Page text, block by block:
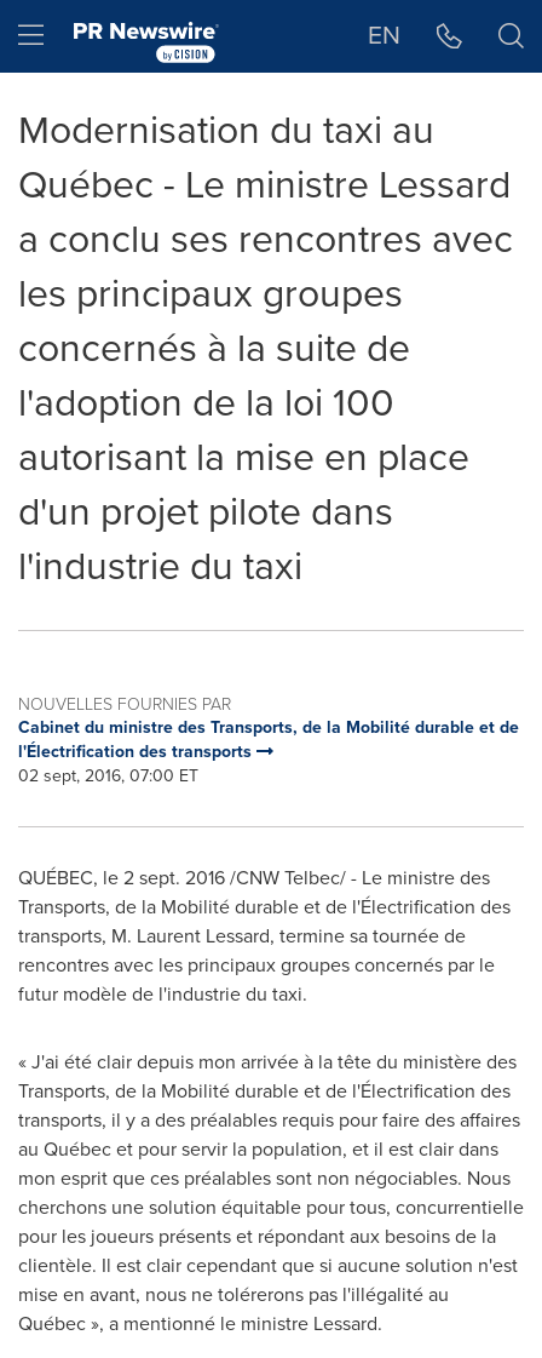
Hamburger menu EN
Modernisation du taxi au
Québec - Le ministre Lessard
a conclu ses rencontres avec
les principaux groupes
concernés à la suite de
l'adoption de la loi 100
autorisant la mise en place
d'un projet pilote dans
l'industrie du taxi
NOUVELLES FOURNIES PAR
Cabinet du ministre des Transports, de la Mobilité durable et de
l'Électrification des transports
02 sept, 2016, 07:00 ET
QUÉBEC, le2 sept. 2016/CNW Telbec/ - Le ministre des
Transports, de la Mobilité durable et de l'Électrification des
transports, M. Laurent Lessard, termine sa tournée de
rencontres avec les principaux groupes concernés par le
futur modèle de l'industrie du taxi.
« J'ai été clair depuis mon arrivée à la tête du ministère des
Transports, de la Mobilité durable et de l'Électrification des
transports, il y a des préalables requis pour faire des affaires
au Québec et pour servir la population, et il est clair dans
mon esprit que ces préalables sont non négociables. Nous
cherchons une solution équitable pour tous, concurrentielle
pour les joueurs présents et répondant aux besoins de la
clientèle. Il est clair cependant que si aucune solution n'est
mise en avant, nous ne tolérerons pas l'illégalité au
Québec », a mentionné le ministre Lessard.